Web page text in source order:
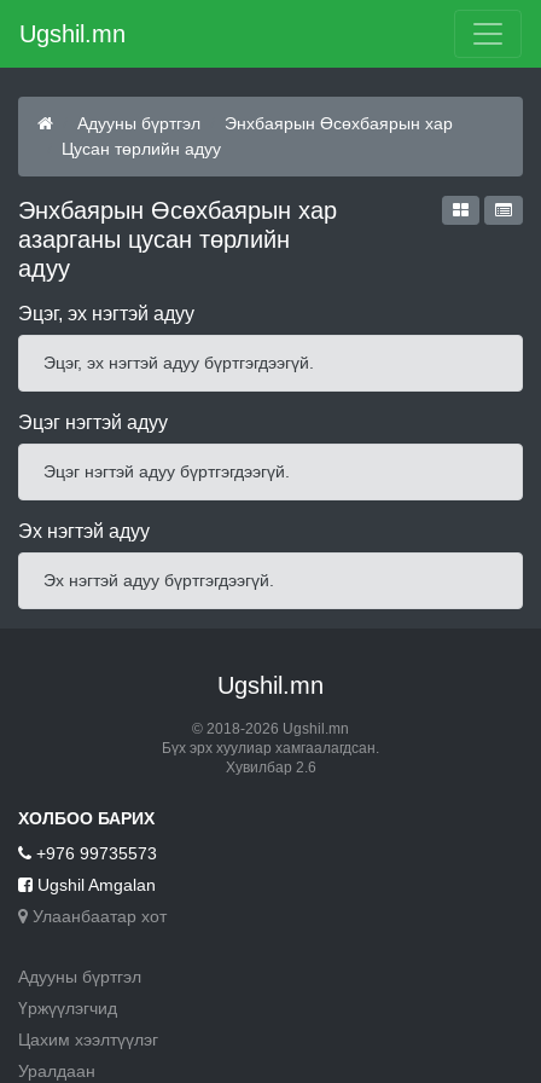
Ugshil.mn
Адууны бүртгэл
Энхбаярын Өсөхбаярын хар
Цусан төрлийн адуу
Энхбаярын Өсөхбаярын хар
азарганы цусан төрлийн
адуу
Эцэг, эх нэгтэй адуу
Эцэг, эх нэгтэй адуу бүртгэгдээгүй.
Эцэг нэгтэй адуу
Эцэг нэгтэй адуу бүртгэгдээгүй.
Эх нэгтэй адуу
Эх нэгтэй адуу бүртгэгдээгүй.
Ugshil.mn
© 2018-2026 Ugshil.mn
Бүх эрх хуулиар хамгаалагдсан.
Хувилбар 2.6
ХОЛБОО БАРИХ
+976 99735573
Ugshil Amgalan
Улаанбаатар хот
Адууны бүртгэл
Үржүүлэгчид
Цахим хээлтүүлэг
Уралдаан